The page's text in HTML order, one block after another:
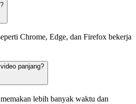
Chrome, Edge, dan Firefox bekerja
panjang?
lebih banyak waktu dan